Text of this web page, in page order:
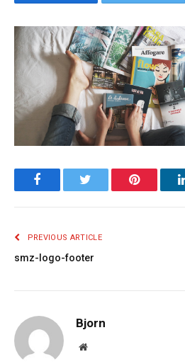
Facebook Pinterest
PREVIOUS ARTICLE
smz-logo-footer
Bjorn
Website